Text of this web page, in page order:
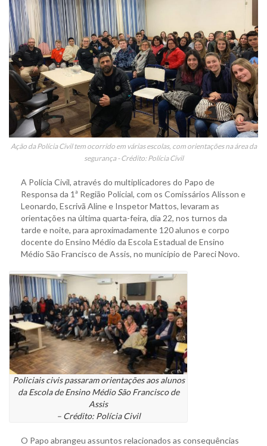
Ação da Polícia Civil tem ocorrido em várias escolas, com orientações na área da
segurança - Crédito: Polícia Civil
A Polícia Civil, através do multiplicadores do Papo de
Responsa da 1ª Região Policial, com os Comissários Alisson e
Leonardo, Escrivã Aline e Inspetor Mattos, levaram as
orientações na última quarta-feira, dia 22, nos turnos da
tarde e noite, para aproximadamente 120 alunos e corpo
docente do Ensino Médio da Escola Estadual de Ensino
Médio São Francisco de Assis, no município de Pareci Novo.
Policiais civis passaram orientações aos alunos
da Escola de Ensino Médio São Francisco de
Assis
– Crédito: Polícia Civil
O Papo abrangeu assuntos relacionados as consequências